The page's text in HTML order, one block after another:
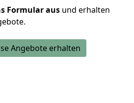
Formular aus und erhalten
Angebote erhalten